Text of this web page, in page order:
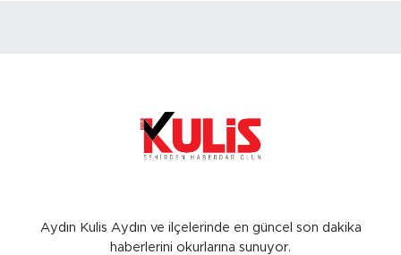
Aydın Kulis Aydın ve ilçelerinde en güncel son dakika
haberlerini okurlarına sunuyor.